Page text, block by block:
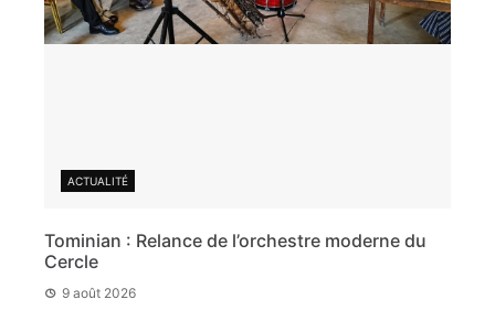
ACTUALITÉ
Tominian : Relance de l’orchestre moderne du
Cercle
9 août 2026